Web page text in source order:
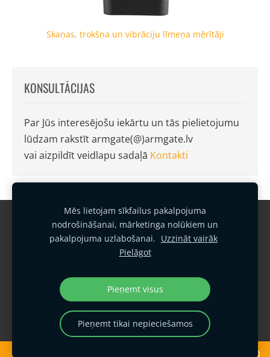
KONSULTĀCIJAS
Par Jūs interesējošu iekārtu un tās pielietojumu
lūdzam rakstīt armgate(@)armgate.lv
vai aizpildīt veidlapu sadaļā Kontakti
Skaņas, trokšņa un vibrāciju līmeņa mērītāji
Garantijas noteikumi
Kontakti
Sīkfailu politika
Privātuma politika
SIA "Armgate"
armgate@armgate.lv
Mēs lietojam sīkfailus pakalpojuma
nodrošināšanai, mārketinga nolūkiem un
pakalpojuma uzlabošanai. Uzzināt vairāk
Pielāgot
Pieņemt visus
Pieņemt tikai nepieciešamos